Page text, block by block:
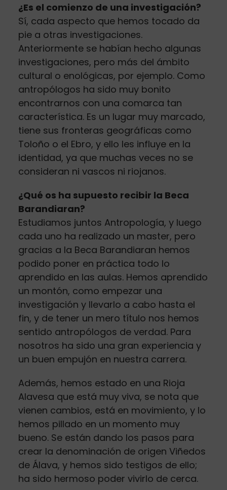
¿Es el comienzo de una investigación?
Sí, cada aspecto que hemos tocado da
pie a otras investigaciones.
Anteriormente se habían hecho algunas
investigaciones, pero más del ámbito
cultural o enológicas, por ejemplo. Como
antropólogos ha sido muy bonito
encontrarnos con una comarca tan
característica. Es un lugar muy marcado,
tiene sus fronteras geográficas como
Toloño o el Ebro, y ello les influye en la
identidad, ya que muchas veces no se
consideran ni vascos ni riojanos.
¿Qué os ha supuesto recibir la Beca
Barandiaran?
Estudiamos juntos Antropología, y luego
cada uno ha realizado un master, pero
gracias a la Beca Barandiaran hemos
podido poner en práctica todo lo
aprendido en las aulas. Hemos aprendido
un montón, como empezar una
investigación y llevarlo a cabo hasta el
fin, y de tener un mero título nos hemos
sentido antropólogos de verdad. Para
nosotros ha sido una gran experiencia y
un buen empujón en nuestra carrera.
Además, hemos estado en una Rioja
Alavesa que está muy viva, se nota que
vienen cambios, está en movimiento, y lo
hemos pillado en un momento muy
bueno. Se están dando los pasos para
crear la denominación de origen Viñedos
de Álava, y hemos sido testigos de ello;
ha sido hermoso poder vivirlo de cerca.